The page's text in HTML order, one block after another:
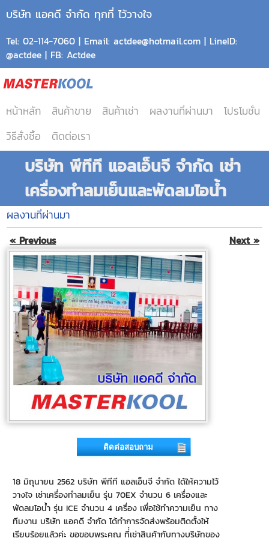
บริษัท แอคดี จำกัด ทุกที่ ไว้วางใจ
Tel: 02-114-7060 | Email: actdee@hotmail.com | LineID:
@actdee | FB: Actdee
หน้าหลัก สินค้าขาย สินค้าเช่า ผลงานที่ผ่านมา
โปรโมชั่น
วิธีสั่งซื้อ
ติดต่อเรา
บริษัท พีทีที แอลเอ็นจี จำกัด เช่า
เครื่องทำลมเย็นและพัดลมไอน้ำ
ผลงานที่ผ่านมา
« Previous Next »
18 มิถุนายน 2562 บริษัท พีทีที แอลเอ็นจี จำกัด ได้ให้ความไว้
วางใจ เช่าเครื่องทำลมเย็น รุ่น 70EX จำนวน 6 เครื่องและ
พัดลมไอน้ำ รุ่น ICE จำนวน 4 เครื่อง เพื่อใช้ทำความเย็น ทาง
ทีมงาน บริษัท แอคดี จำกัด ได้ทำการจัดส่งพร้อมติดตั้งให้
เรียบร้อยแล้วค่ะ ขอขอบพระคุณ ที่่เช่าสินค้ากับทางบริษัทของ